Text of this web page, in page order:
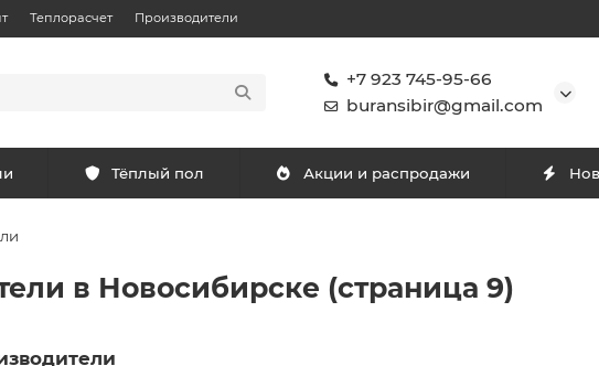
Теплорасчет Производители
+7 923 745-95-66
buransibir@gmail.com
Тёплый пол Акции и распродажи
в Новосибирске (страница 9)